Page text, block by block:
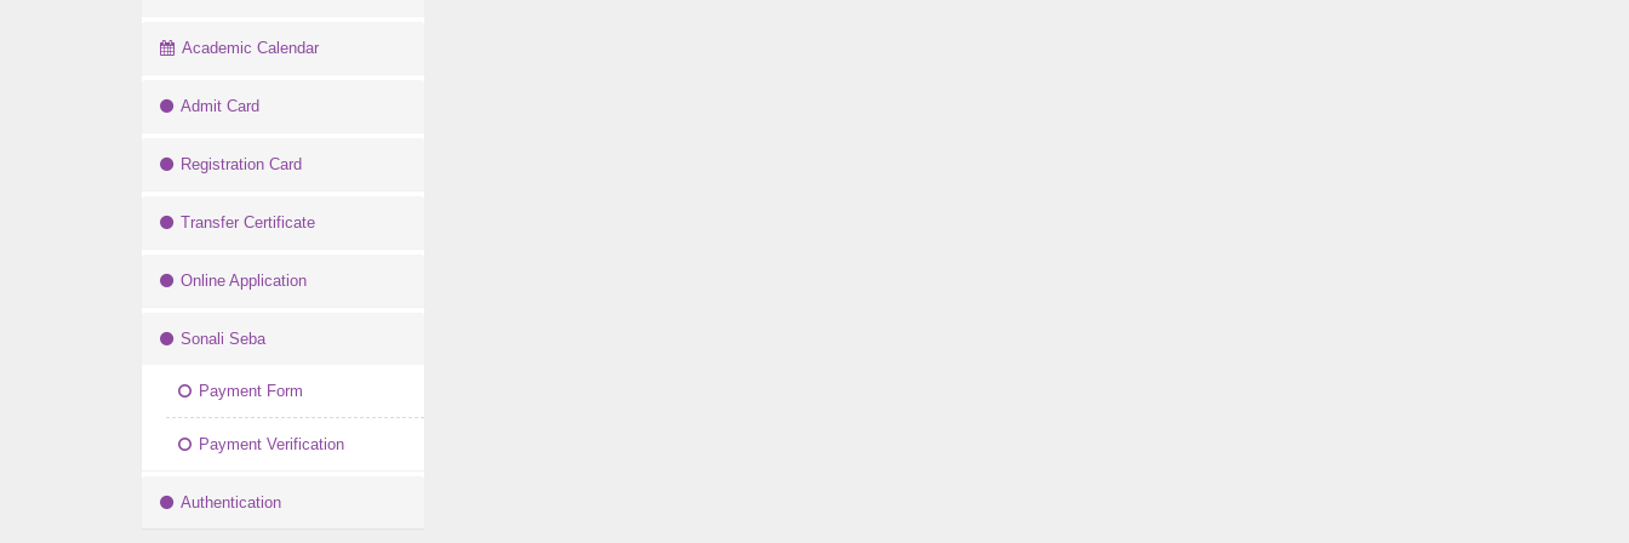
Academic Calendar
Admit Card
Registration Card
Transfer Certificate
Online Application
Sonali Seba
Payment Form
Payment Verification
Authentication